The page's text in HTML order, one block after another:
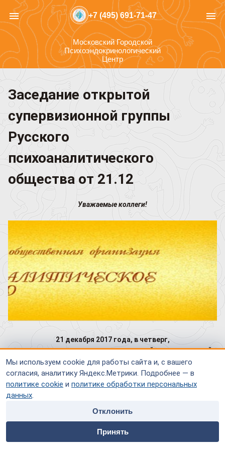
Мы используем cookie для работы сайта и, с вашего
согласия, аналитику Яндекс.Метрики. Подробнее — в
политике cookie и политике обработки персональных
данных.
Отклонить
Принять
home people
Специалисты
payment contacts
menu +7 (495) 691-71-47 menu
Московский Городской
Психоэндокринологический
Центр
Заседание открытой
супервизионной группы
Русского
психоаналитического
общества от 21.12
Уважаемые коллеги!
21 декабря 2017 года, в четверг,
принять участие в заседании открытой супервизионной
группы
Русского психоаналитического общества
Заседания будет проходить в конференц-зале
центра
Случай представляет: